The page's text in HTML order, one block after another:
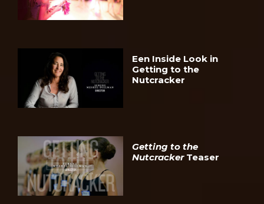
Een Inside Look in
Getting to the
Nutcracker
Getting to the
NutcrackerTeaser